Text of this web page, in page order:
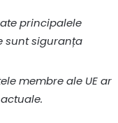
principalele
sunt siguranța
membre ale UE ar